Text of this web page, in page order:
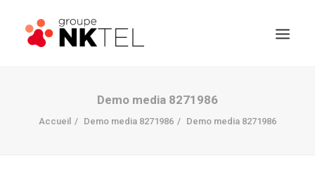
Demo media 8271986
Accueil Demo media 8271986 Demo media 8271986